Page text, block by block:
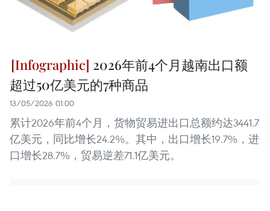
2026年前4个月越南出口额
超过50亿美元的7种商品
13/05/2026 01:00
累计2026年前4个月，货物贸易进出口总额约达3441.7
亿美元，同比增长24.2%。其中，出口增长19.7%，进
口增长28.7%，贸易逆差71.1亿美元。